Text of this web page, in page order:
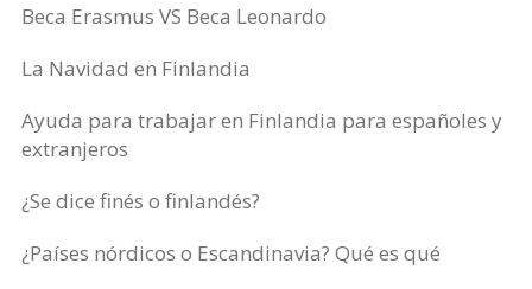
Beca Erasmus VS Beca Leonardo
La Navidad en Finlandia
Ayuda para trabajar en Finlandia para españoles y
extranjeros
¿Se dice finés o finlandés?
¿Países nórdicos o Escandinavia? Qué es qué